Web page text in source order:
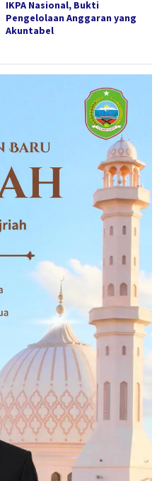
IKPA Nasional, Bukti
Pengelolaan Anggaran yang
Akuntabel